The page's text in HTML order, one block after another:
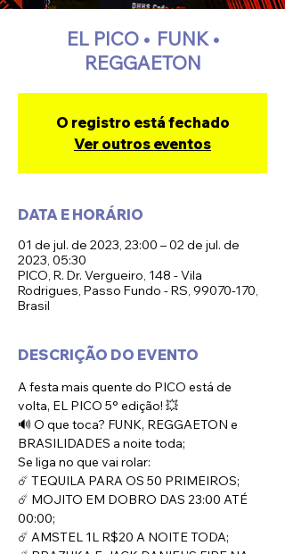
EL PICO • FUNK •
REGGAETON
O registro está fechado
Ver outros eventos
DATA E HORÁRIO
01 de jul. de 2023, 23:00 – 02 de jul. de
2023, 05:30
PICO, R. Dr. Vergueiro, 148 - Vila
Rodrigues, Passo Fundo - RS, 99070-170,
Brasil
DESCRIÇÃO DO EVENTO
A festa mais quente do PICO está de
volta, EL PICO 5° edição! 💥
🔊 O que toca? FUNK, REGGAETON e
BRASILIDADES a noite toda;
Se liga no que vai rolar:
☄️ TEQUILA PARA OS 50 PRIMEIROS;
☄️ MOJITO EM DOBRO DAS 23:00 ATÉ
00:00;
☄️ AMSTEL 1L R$20 A NOITE TODA;